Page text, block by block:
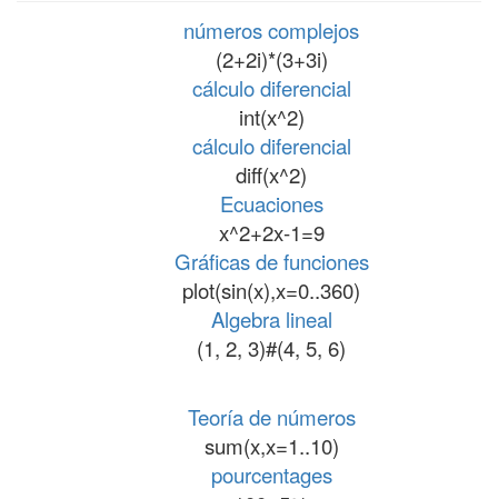
números complejos
(2+2i)*(3+3i)
cálculo diferencial
int(x^2)
cálculo diferencial
diff(x^2)
Ecuaciones
x^2+2x-1=9
Gráficas de funciones
plot(sin(x),x=0..360)
Algebra lineal
(1, 2, 3)#(4, 5, 6)
Teoría de números
sum(x,x=1..10)
pourcentages